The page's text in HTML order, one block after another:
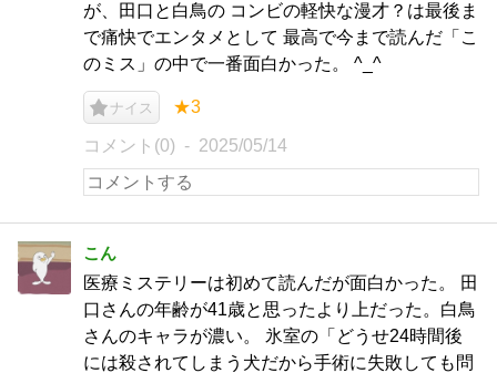
が、田口と白鳥の コンビの軽快な漫才？は最後ま
で痛快でエンタメとして 最高で今まで読んだ「こ
のミス」の中で一番面白かった。 ^_^
ナイス ★3
コメント(0) 2025/05/14
こん
医療ミステリーは初めて読んだが面白かった。 田
口さんの年齢が41歳と思ったより上だった。白鳥
さんのキャラが濃い。 氷室の「どうせ24時間後
には殺されてしまう犬だから手術に失敗しても問